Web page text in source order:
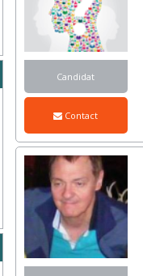
Candidat
Contact